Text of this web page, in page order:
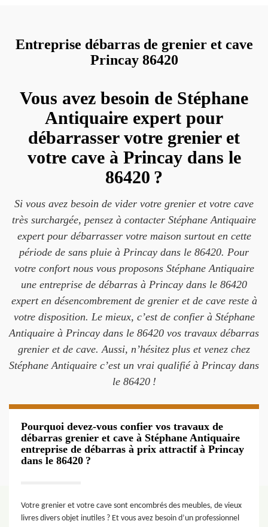
Entreprise débarras de grenier et cave
Princay 86420
Vous avez besoin de Stéphane
Antiquaire expert pour
débarrasser votre grenier et
votre cave à Princay dans le
86420 ?
Si vous avez besoin de vider votre grenier et votre cave
très surchargée, pensez à contacter Stéphane Antiquaire
expert pour débarrasser votre maison surtout en cette
période de sans pluie à Princay dans le 86420. Pour
votre confort nous vous proposons Stéphane Antiquaire
une entreprise de débarras à Princay dans le 86420
expert en désencombrement de grenier et de cave reste à
votre disposition. Le mieux, c’est de confier à Stéphane
Antiquaire à Princay dans le 86420 vos travaux débarras
grenier et de cave. Aussi, n’hésitez plus et venez chez
Stéphane Antiquaire c’est un vrai qualifié à Princay dans
le 86420 !
Pourquoi devez-vous confier vos travaux de
débarras grenier et cave à Stéphane Antiquaire
entreprise de débarras à prix attractif à Princay
dans le 86420 ?
Votre grenier et votre cave sont encombrés des meubles, de vieux
livres divers objet inutiles ? Et vous avez besoin d’un professionnel